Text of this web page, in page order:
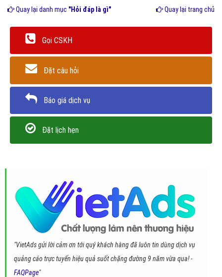
Quay lại danh mục "Hỏi đáp là gì" Quay lại trang chủ
Gọi CSKH
Đặt câu hỏi
Báo giá dịch vụ
Đặt lịch hẹn
"VietAds gửi lời cảm ơn tới quý khách hàng đã luôn tin dùng dịch vụ
quảng cáo trực tuyến hiệu quả suốt chặng đường 9 năm vừa qua! -
FAQPage"